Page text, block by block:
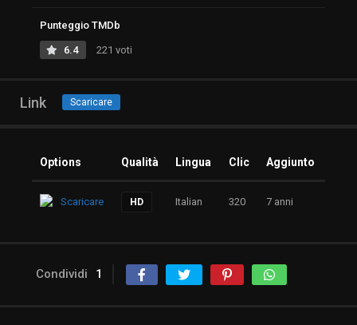
Punteggio TMDb
6.4 221 voti
Link Scaricare
Options Qualità Lingua Clic Aggiunto
Scaricare HD Italian 320 7 anni
Condividi 1